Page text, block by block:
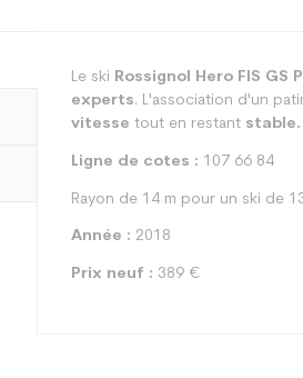
Le ski Rossignol Hero FIS GS
experts. L'association d'un
vitesse tout en restant stable.
Ligne de cotes : 107 66 84
Rayon de 14 m pour un ski de
Année : 2018
Prix neuf : 389 €